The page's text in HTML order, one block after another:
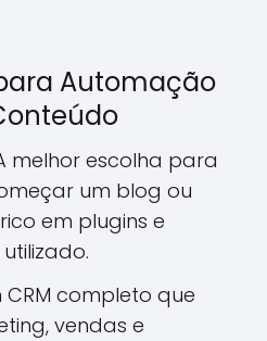
Automação
melhor escolha para
um blog ou
em plugins e
CRM completo que
vendas e